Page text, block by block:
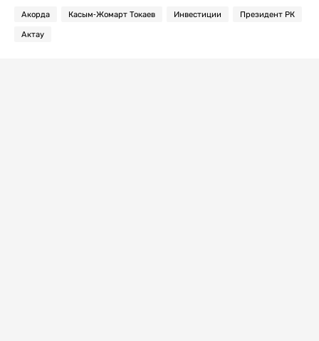
Акорда Касым-Жомарт Токаев Инвестиции Президент РК
Актау